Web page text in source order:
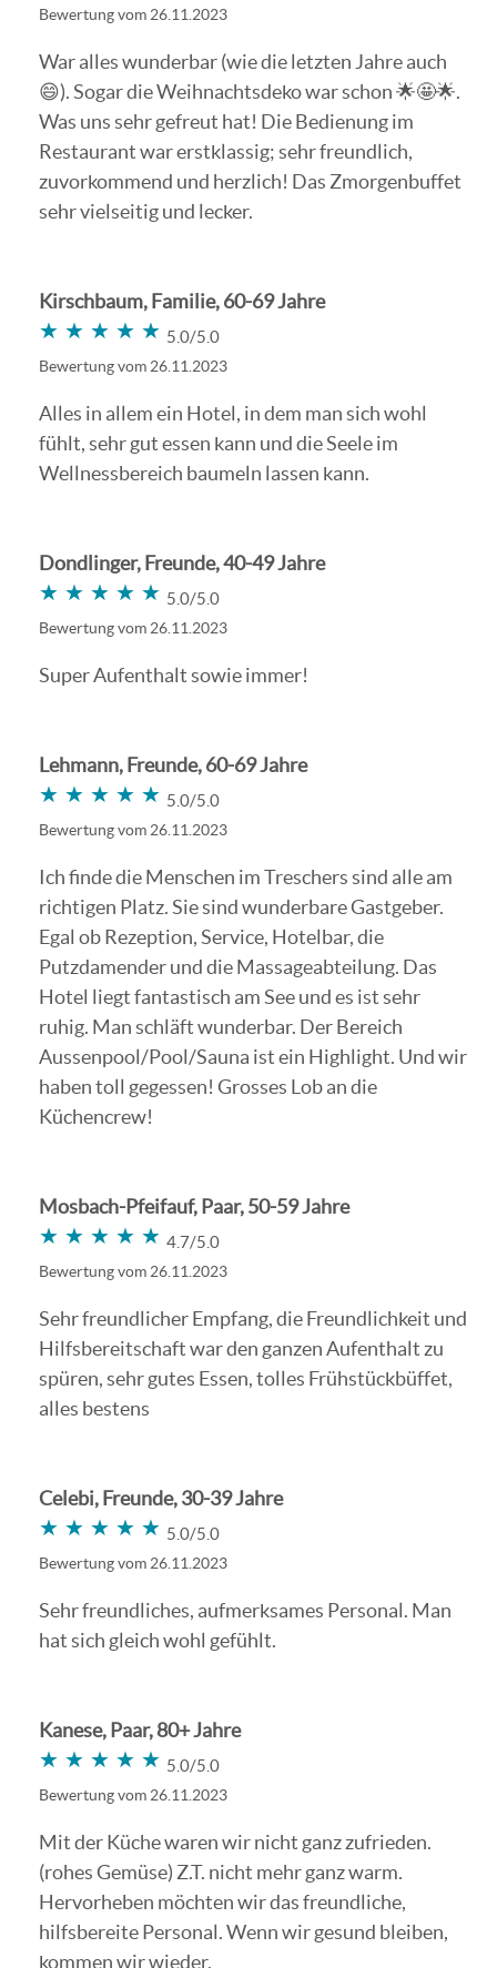
Bewertung vom 26.11.2023
War alles wunderbar (wie die letzten Jahre auch
😄). Sogar die Weihnachtsdeko war schon 🌟🤩🌟.
Was uns sehr gefreut hat! Die Bedienung im
Restaurant war erstklassig; sehr freundlich,
zuvorkommend und herzlich! Das Zmorgenbuffet
sehr vielseitig und lecker.
Kirschbaum, Familie, 60-69 Jahre
★★★★★
★★★★★ 5.0/5.0
Bewertung vom 26.11.2023
Alles in allem ein Hotel, in dem man sich wohl
fühlt, sehr gut essen kann und die Seele im
Wellnessbereich baumeln lassen kann.
Dondlinger, Freunde, 40-49 Jahre
★★★★★
★★★★★ 5.0/5.0
Bewertung vom 26.11.2023
Super Aufenthalt sowie immer!
Lehmann, Freunde, 60-69 Jahre
★★★★★
★★★★★ 5.0/5.0
Bewertung vom 26.11.2023
Ich finde die Menschen im Treschers sind alle am
richtigen Platz. Sie sind wunderbare Gastgeber.
Egal ob Rezeption, Service, Hotelbar, die
Putzdamender und die Massageabteilung. Das
Hotel liegt fantastisch am See und es ist sehr
ruhig. Man schläft wunderbar. Der Bereich
Aussenpool/Pool/Sauna ist ein Highlight. Und wir
haben toll gegessen! Grosses Lob an die
Küchencrew!
Mosbach-Pfeifauf, Paar, 50-59 Jahre
★★★★★
★★★★★ 4.7/5.0
Bewertung vom 26.11.2023
Sehr freundlicher Empfang, die Freundlichkeit und
Hilfsbereitschaft war den ganzen Aufenthalt zu
spüren, sehr gutes Essen, tolles Frühstückbüffet,
alles bestens
Celebi, Freunde, 30-39 Jahre
★★★★★
★★★★★ 5.0/5.0
Bewertung vom 26.11.2023
Sehr freundliches, aufmerksames Personal. Man
hat sich gleich wohl gefühlt.
Kanese, Paar, 80+ Jahre
★★★★★
★★★★★ 5.0/5.0
Bewertung vom 26.11.2023
Mit der Küche waren wir nicht ganz zufrieden.
(rohes Gemüse) Z.T. nicht mehr ganz warm.
Hervorheben möchten wir das freundliche,
hilfsbereite Personal. Wenn wir gesund bleiben,
kommen wir wieder.